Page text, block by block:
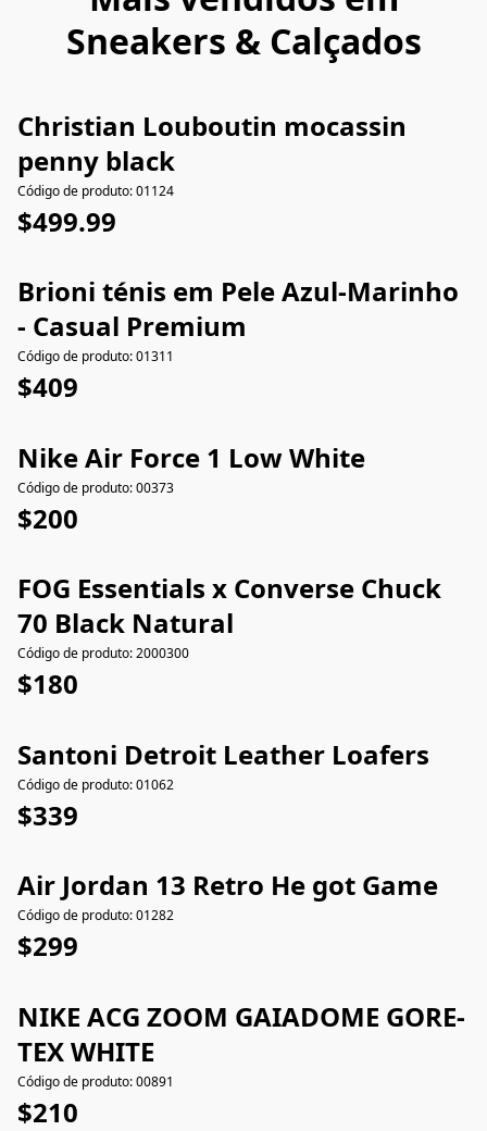
Sneakers & Calçados
Christian Louboutin mocassin
penny black
Código de produto: 01124
$499.99
Brioni ténis em Pele Azul-Marinho
- Casual Premium
Código de produto: 01311
$409
Nike Air Force 1 Low White
Código de produto: 00373
$200
FOG Essentials x Converse Chuck
70 Black Natural
Código de produto: 2000300
$180
Santoni Detroit Leather Loafers
Código de produto: 01062
$339
Air Jordan 13 Retro He got Game
Código de produto: 01282
$299
NIKE ACG ZOOM GAIADOME GORE-
TEX WHITE
Código de produto: 00891
$210